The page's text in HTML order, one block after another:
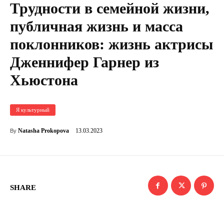
Трудности в семейной жизни,
публичная жизнь и масса
поклонников: жизнь актрисы
Дженнифер Гарнер из
Хьюстона
Я культурный
By Natasha Prokopova 13.03.2023
SHARE